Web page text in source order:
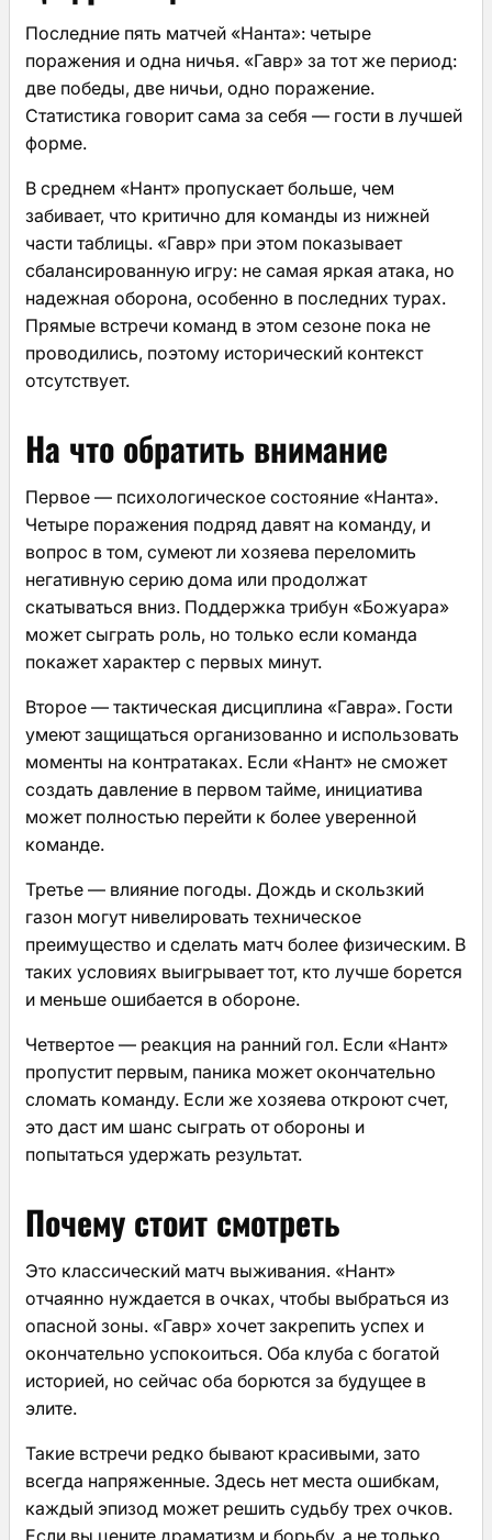
Последние пять матчей «Нанта»: четыре
поражения и одна ничья. «Гавр» за тот же период:
две победы, две ничьи, одно поражение.
Статистика говорит сама за себя — гости в лучшей
форме.
В среднем «Нант» пропускает больше, чем
забивает, что критично для команды из нижней
части таблицы. «Гавр» при этом показывает
сбалансированную игру: не самая яркая атака, но
надежная оборона, особенно в последних турах.
Прямые встречи команд в этом сезоне пока не
проводились, поэтому исторический контекст
отсутствует.
На что обратить внимание
Первое — психологическое состояние «Нанта».
Четыре поражения подряд давят на команду, и
вопрос в том, сумеют ли хозяева переломить
негативную серию дома или продолжат
скатываться вниз. Поддержка трибун «Божуара»
может сыграть роль, но только если команда
покажет характер с первых минут.
Второе — тактическая дисциплина «Гавра». Гости
умеют защищаться организованно и использовать
моменты на контратаках. Если «Нант» не сможет
создать давление в первом тайме, инициатива
может полностью перейти к более уверенной
команде.
Третье — влияние погоды. Дождь и скользкий
газон могут нивелировать техническое
преимущество и сделать матч более физическим. В
таких условиях выигрывает тот, кто лучше борется
и меньше ошибается в обороне.
Четвертое — реакция на ранний гол. Если «Нант»
пропустит первым, паника может окончательно
сломать команду. Если же хозяева откроют счет,
это даст им шанс сыграть от обороны и
попытаться удержать результат.
Почему стоит смотреть
Это классический матч выживания. «Нант»
отчаянно нуждается в очках, чтобы выбраться из
опасной зоны. «Гавр» хочет закрепить успех и
окончательно успокоиться. Оба клуба с богатой
историей, но сейчас оба борются за будущее в
элите.
Такие встречи редко бывают красивыми, зато
всегда напряженные. Здесь нет места ошибкам,
каждый эпизод может решить судьбу трех очков.